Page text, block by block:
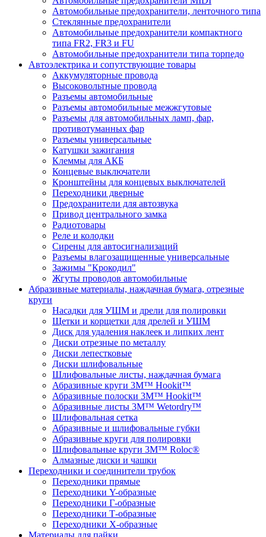
Автомобильные предохранители, ленточного типа
Стеклянные предохранители
Автомобильные предохранители компактного
типа FR2, FR3 и FU
Автомобильные предохранители типа торпедо
Автоэлектрика и сопутствующие товары
Аккумуляторные провода
Высоковольтные провода
Разъемы автомобильные
Разъемы автомобильные межжгутовые
Разъемы для автомобильных ламп, фар,
противотуманных фар
Разъемы универсальные
Катушки зажигания
Клеммы для АКБ
Концевые выключатели
Кронштейны для концевых выключателей
Переходники дверные
Предохранители для автозвука
Привод центрального замка
Радиотовары
Реле и колодки
Сирены для автосигнализаций
Разъемы влагозащищенные универсальные
Зажимы "Крокодил"
Жгуты проводов автомобильные
Абразивные материалы, наждачная бумага, отрезные
круги
Насадки для УШМ и дрели для полировки
Щетки и корщетки для дрелей и УШМ
Диск для удаления наклеек и липких лент
Диски отрезные по металлу
Диски лепестковые
Диски шлифовальные
Шлифовальные листы, наждачная бумага
Абразивные круги 3M™ Hookit™
Абразивные полоски 3M™ Hookit™
Абразивные листы 3M™ Wetordry™
Шлифовальная сетка
Абразивные и шлифовальные губки
Абразивные круги для полировки
Шлифовальные круги 3M™ Roloc®
Алмазные диски и чашки
Переходники и соединители трубок
Переходники прямые
Переходники Y-образные
Переходники Г-образные
Переходники Т-образные
Переходники Х-образные
Материалы для пайки